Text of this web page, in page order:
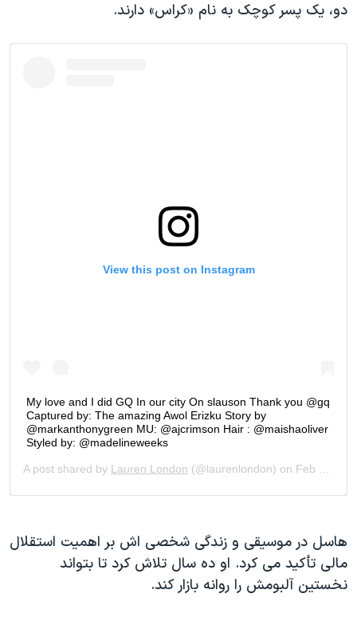
دو، یک پسر کوچک به نام «کراس» دارند.
هاسل در موسیقی و زندگی شخصی اش بر اهمیت استقلال
مالی تأکید می کرد. او ده سال تلاش کرد تا بتواند
نخستین آلبومش را روانه بازار کند.